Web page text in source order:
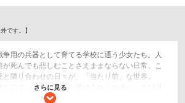
です。】
用の兵器として育てる学校に通う少女たち。人
死んでも悲しむことさえままならない日常。こ
隣り合わせの日々が、「当たり前」な世界。
なの？」自分の境遇を受け入れられずにいる14才
まみれの小さな女の子・ミミと出会う――どんな
さらに見る